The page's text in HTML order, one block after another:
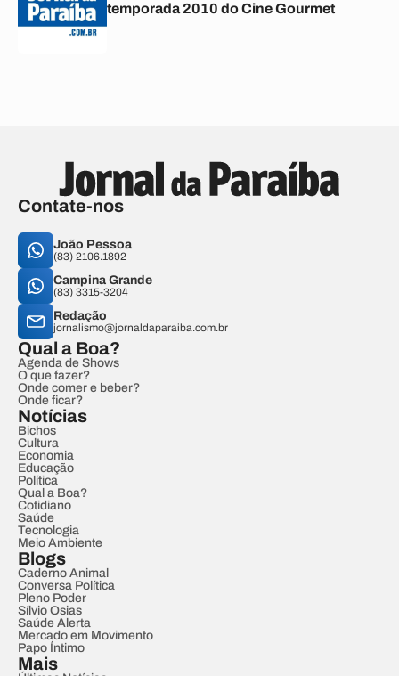
temporada 2010 do Cine Gourmet
Contate-nos
João Pessoa
(83) 2106.1892
Campina Grande
(83) 3315-3204
Redação
jornalismo@jornaldaparaiba.com.br
Qual a Boa?
Agenda de Shows
O que fazer?
Onde comer e beber?
Onde ficar?
Notícias
Bichos
Cultura
Economia
Educação
Política
Qual a Boa?
Cotidiano
Saúde
Tecnologia
Meio Ambiente
Blogs
Caderno Animal
Conversa Política
Pleno Poder
Sílvio Osias
Saúde Alerta
Mercado em Movimento
Papo Íntimo
Mais